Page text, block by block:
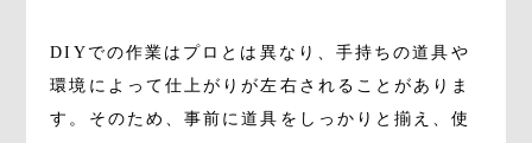
DIYでの作業はプロとは異なり、手持ちの道具や
環境によって仕上がりが左右されることがありま
す。そのため、事前に道具をしっかりと揃え、使